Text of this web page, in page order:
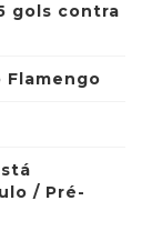
gols contra
Flamengo
/ Pré-